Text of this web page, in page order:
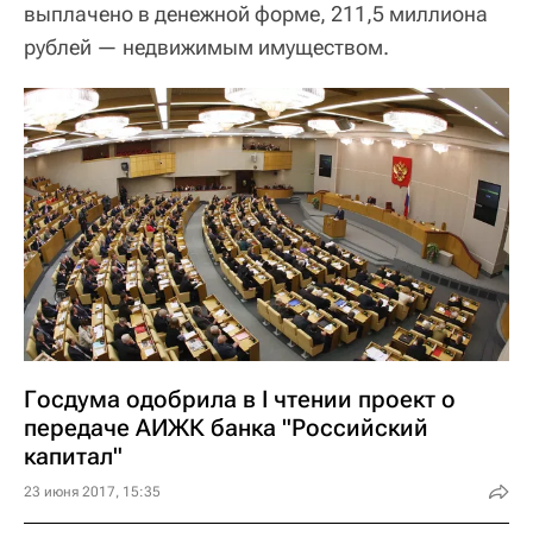
выплачено в денежной форме, 211,5 миллиона
рублей — недвижимым имуществом.
Госдума одобрила в I чтении проект о
передаче АИЖК банка "Российский
капитал"
23 июня 2017, 15:35